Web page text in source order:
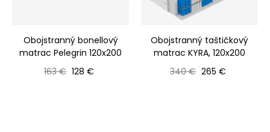
Obojstranný bonellový
matrac Pelegrin 120x200
Bežná cena
163 € Cena
128 €
Obojstranný taštičkový
matrac KYRA, 120x200
Bežná cena
340 € Cena
265 €